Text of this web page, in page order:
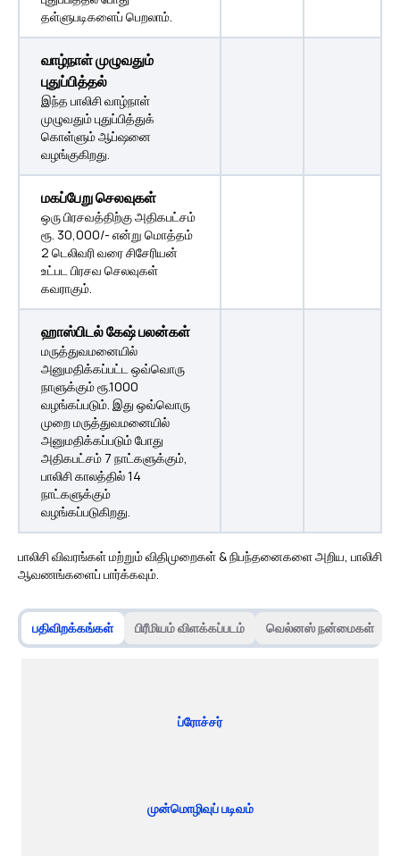
தள்ளுபடிகளைப் பெறலாம்.
வாழ்நாள் முழுவதும்
புதுப்பித்தல்
இந்த பாலிசி வாழ்நாள்
முழுவதும் புதுப்பித்துக்
கொள்ளும் ஆப்ஷனை
வழங்குகிறது.
மகப்பேறு செலவுகள்
ஒரு பிரசவத்திற்கு அதிகபட்சம்
ரூ. 30,000/- என்று மொத்தம்
2 டெலிவரி வரை சிசேரியன்
உட்பட பிரசவ செலவுகள்
கவராகும்.
ஹாஸ்பிடல் கேஷ் பலன்கள்
மருத்துவமனையில்
அனுமதிக்கப்பட்ட ஒவ்வொரு
நாளுக்கும் ரூ.1000
வழங்கப்படும். இது ஒவ்வொரு
முறை மருத்துவமனையில்
அனுமதிக்கப்படும் போது
அதிகபட்சம் 7 நாட்களுக்கும்,
பாலிசி காலத்தில் 14
நாட்களுக்கும்
வழங்கப்படுகிறது.
பாலிசி விவரங்கள் மற்றும் விதிமுறைகள் & நிபந்தனைகளை அறிய, பாலிசி
ஆவணங்களைப் பார்க்கவும்.
பதிவிறக்கங்கள் பிரீமியம் விளக்கப்படம் வெல்னஸ் நன்மைகள்
ப்ரோச்சர்
முன்மொழிவுப் படிவம்